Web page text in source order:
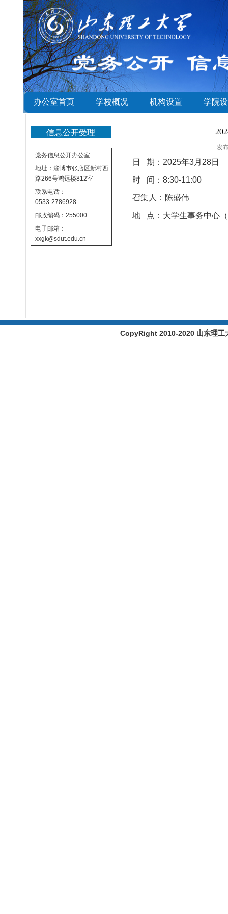
办公室首页 学校概况 机构设置 学院
信息公开受理
党务信息公开办公室
地址：淄博市张店区新村西
路266号鸿远楼812室
联系电话：
0533-2786928
邮政编码：255000
电子邮箱：
xxgk@sdut.edu.cn
发
日 期：2025年3月28日
时 间：8:30-11:00
召集人：陈盛伟
地 点： 大学生事务中心
CopyRight 2010-2020 山东理工